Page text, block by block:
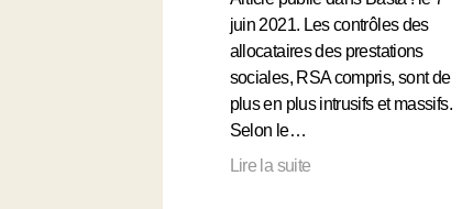
juin 2021. Les contrôles des
allocataires des prestations
sociales, RSA compris, sont de
plus en plus intrusifs et massifs.
Selon le…
Lire la suite